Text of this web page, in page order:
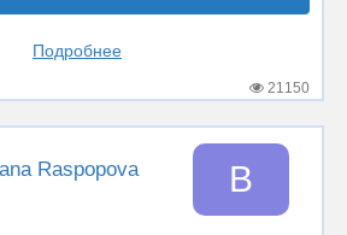
Подробнее
21150
Raspopova B